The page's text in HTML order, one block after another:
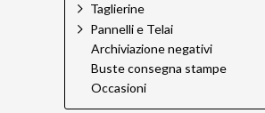
Taglierine
Pannelli e Telai
Archiviazione negativi
Buste consegna stampe
Occasioni